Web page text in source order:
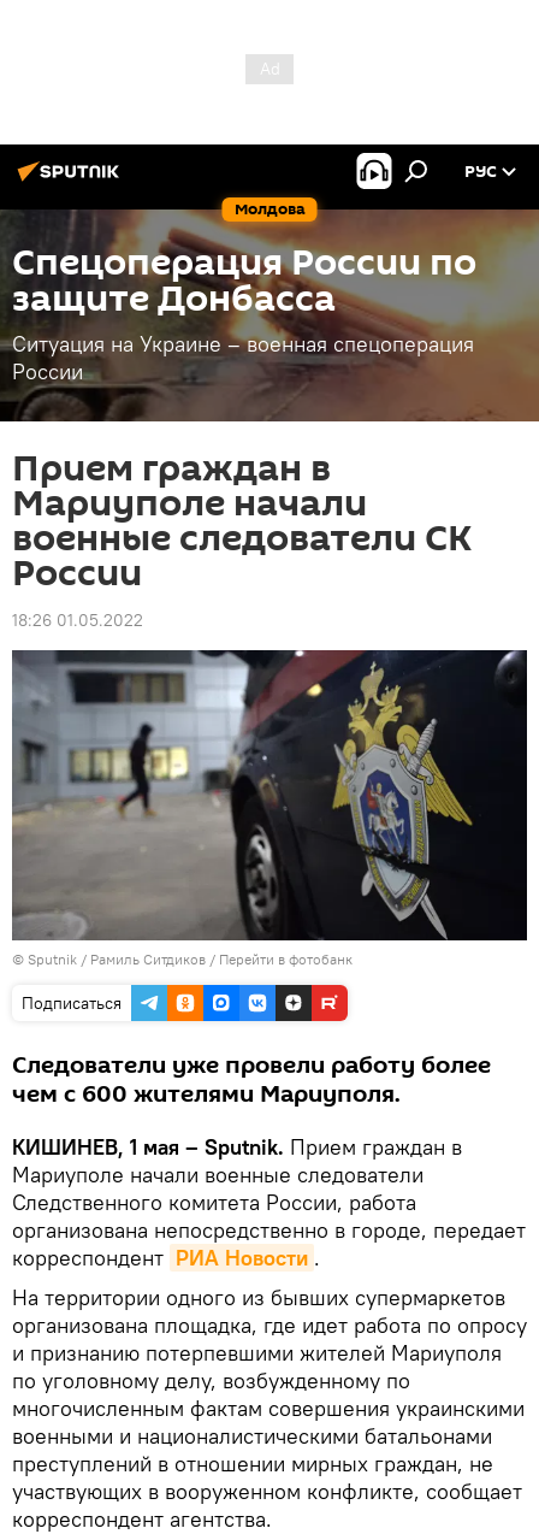
Молдова
РУС
Спецоперация России по
защите Донбасса
Ситуация на Украине – военная спецоперация
России
Прием граждан в
Мариуполе начали
военные следователи СК
России
18:26 01.05.2022
© Sputnik / Рамиль Ситдиков / Перейти в фотобанк
Подписаться
Следователи уже провели работу более
чем с 600 жителями Мариуполя.
КИШИНЕВ, 1 мая – Sputnik. Прием граждан в
Мариуполе начали военные следователи
Следственного комитета России, работа
организована непосредственно в городе, передает
корреспондент РИА Новости .
На территории одного из бывших супермаркетов
организована площадка, где идет работа по опросу
и признанию потерпевшими жителей Мариуполя
по уголовному делу, возбужденному по
многочисленным фактам совершения украинскими
военными и националистическими батальонами
преступлений в отношении мирных граждан, не
участвующих в вооруженном конфликте, сообщает
корреспондент агентства.